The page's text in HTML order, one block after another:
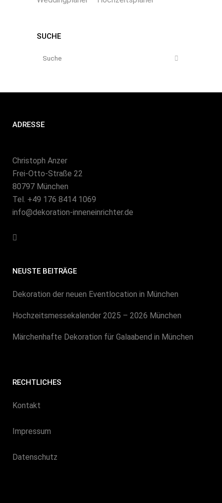
SUCHE
ADRESSE
Christoph Anzer
Frei-Otto-Straße 22
80797 München
Tel. +49 176 8414 1069
info@dekoration-inneneinrichter.de
NEUSTE BEITRÄGE
Dekoration der neuen Eventlocation in München
Hochzeitsmessekalender 2025 – 2026 München
Märchenhafte Dekoration für Galaabend in München
RECHTLICHES
Kontakt
Impressum
Datenschutz